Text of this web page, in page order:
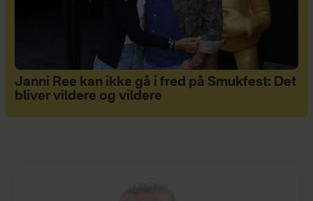
Janni Ree kan ikke gå i fred på Smukfest: Det
bliver vildere og vildere